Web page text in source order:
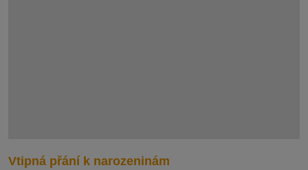
Vtipná přání k narozeninám